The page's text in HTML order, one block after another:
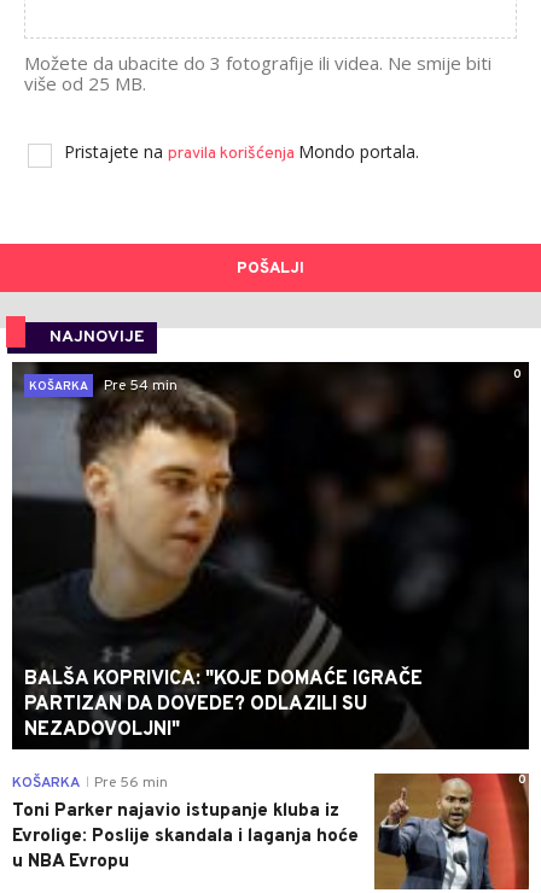
Možete da ubacite do 3 fotografije ili videa. Ne smije biti
više od 25 MB.
Pristajete na pravila korišćenja Mondo portala.
POŠALJI
NAJNOVIJE
0
KOŠARKA
Pre 54 min
BALŠA KOPRIVICA: "KOJE DOMAĆE IGRAČE
PARTIZAN DA DOVEDE? ODLAZILI SU
NEZADOVOLJNI"
0
KOŠARKA Pre 56 min
Toni Parker najavio istupanje kluba iz
Evrolige: Poslije skandala i laganja hoće
u NBA Evropu